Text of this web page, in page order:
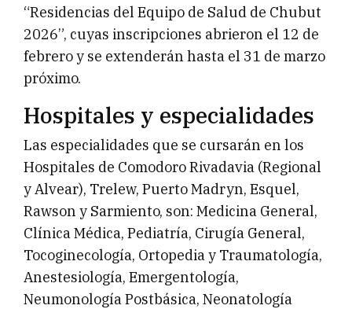
“Residencias del Equipo de Salud de Chubut
2026”, cuyas inscripciones abrieron el 12 de
febrero y se extenderán hasta el 31 de marzo
próximo.
Hospitales y especialidades
Las especialidades que se cursarán en los
Hospitales de Comodoro Rivadavia (Regional
y Alvear), Trelew, Puerto Madryn, Esquel,
Rawson y Sarmiento, son: Medicina General,
Clínica Médica, Pediatría, Cirugía General,
Tocoginecología, Ortopedia y Traumatología,
Anestesiología, Emergentología,
Neumonología Postbásica, Neonatología